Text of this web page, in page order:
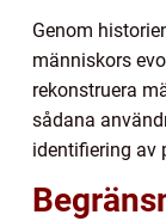
Genom
människors
rekonstruera
sådana
identifiering av